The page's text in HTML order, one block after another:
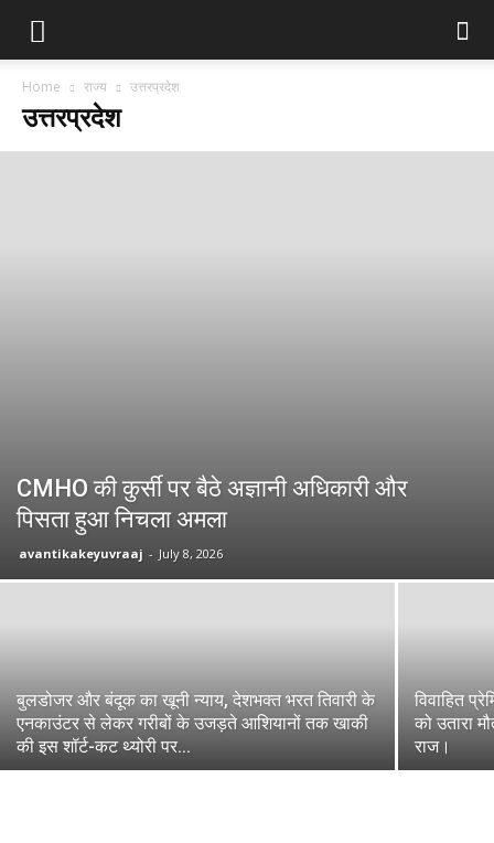
Home राज्य उत्तरप्रदेश
उत्तरप्रदेश
CMHO की कुर्सी पर बैठे अज्ञानी अधिकारी और
पिसता हुआ निचला अमला
avantikakeyuvraaj - July 8, 2026
बुलडोजर और बंदूक का खूनी न्याय, देशभक्त भरत तिवारी के
एनकाउंटर से लेकर गरीबों के उजड़ते आशियानों तक खाकी
की इस शॉर्ट-कट थ्योरी पर...
विवाहित
को उतारा
राज।